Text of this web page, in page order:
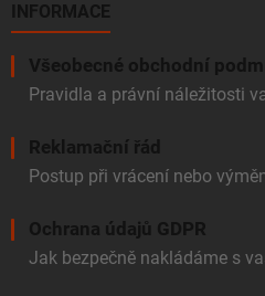
INFORMACE
Všeobecné obchodní
Pravidla a právní náležitosti
Reklamační řád
Postup při vrácení nebo
Ochrana údajů GDPR
Jak bezpečně nakládáme s